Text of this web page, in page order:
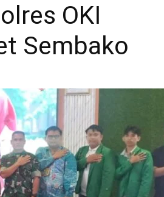
OKI
Sembako